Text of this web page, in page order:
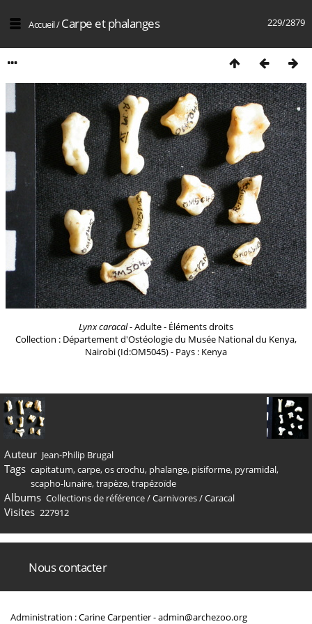
229/2879
Accueil/Carpe et phalanges
Lynx caracal- Adulte - Éléments droits
Collection : Département d'Ostéologie du Musée National du Kenya,
Nairobi (Id:OM5045) - Pays : Kenya
Auteur Jean-Philip Brugal
Tags capitatum,carpe,os crochu, phalange, pisiforme, pyramidal,
scapho-lunaire,trapèze,trapézoïde
Albums Collections de référence/Carnivores/Caracal
Visites 227912
Nous contacter
Administration : Carine Carpentier -admin@archezoo.org